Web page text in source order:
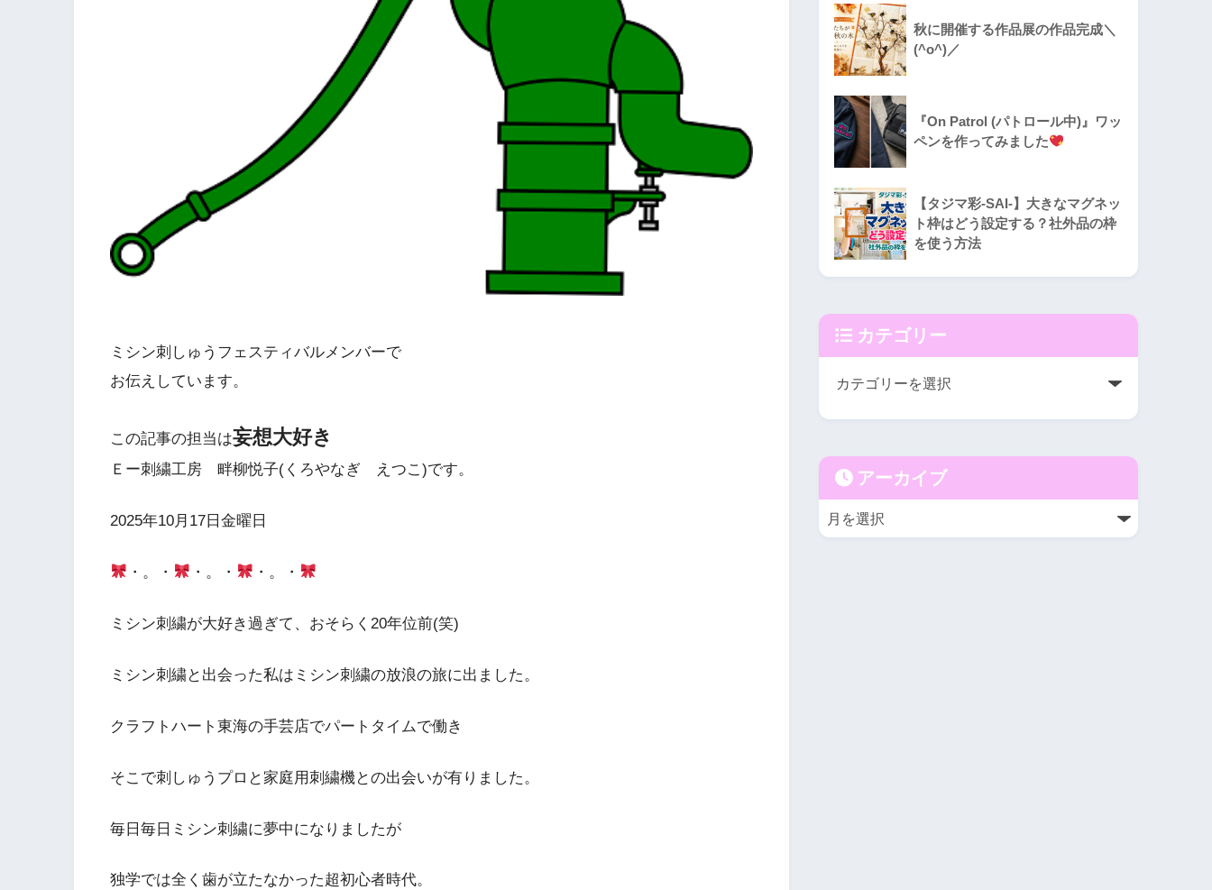
ミシン刺しゅうフェスティバルメンバーで
お伝えしています。
この記事の担当は妄想大好き
Ｅー刺繍工房 畔柳悦子(くろやなぎ えつこ)です。
2025年10月17日金曜日
・。・ ・。・ ・。・
ミシン刺繍が大好き過ぎて、おそらく20年位前(笑)
ミシン刺繍と出会った私はミシン刺繍の放浪の旅に出ました。
クラフトハート東海の手芸店でパートタイムで働き
そこで刺しゅうプロと家庭用刺繍機との出会いが有りました。
毎日毎日ミシン刺繍に夢中になりましたが
独学では全く歯が立たなかった超初心者時代。
秋に開催する作品展の作品完成＼
(^o^)／
『On Patrol (パトロール中)』ワッ
ペンを作ってみました
【タジマ彩-SAI-】大きなマグネッ
ト枠はどう設定する？社外品の枠
を使う方法
カテゴリー
アーカイブ